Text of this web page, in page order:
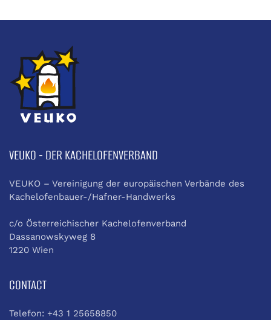
VEUKO - DER KACHELOFENVERBAND
VEUKO – Vereinigung der europäischen Verbände des
Kachelofenbauer-/Hafner-Handwerks
c/o Österreichischer Kachelofenverband
Dassanowskyweg 8
1220 Wien
CONTACT
Telefon: +43 1 25658850